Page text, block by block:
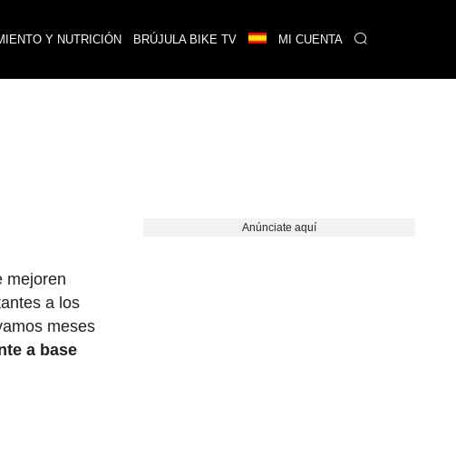
Y NUTRICIÓN BRÚJULA BIKE TV MI CUENTA
mejoren
a los
meses
a base
Anúnciate aquí